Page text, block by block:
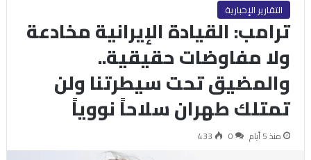
التقارير الإخبارية
ترامب: القيادة الإيرانية مخادعة
ولا مفاوضات حقيقية..
والمضيق تحت سيطرتنا ولن
تمتلك طهران سلاحاً نووياً
منذ 5 أيام 0
433